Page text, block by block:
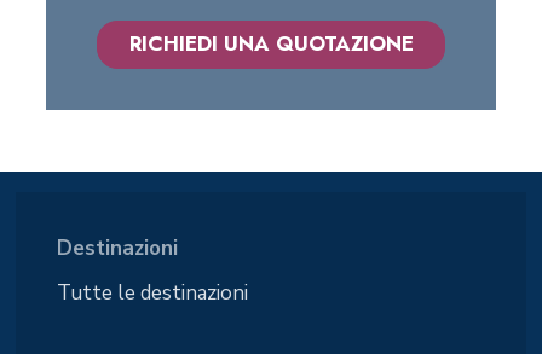
RICHIEDI UNA QUOTAZIONE
Destinazioni
Tutte le destinazioni